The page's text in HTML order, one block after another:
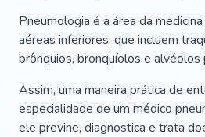
Pneumologia é a área da
aéreas inferiores, que incluem
brônquios, bronquíolos e alvéolos
Assim, uma maneira prática de
especialidade de um médico
ele previne, diagnostica e trata